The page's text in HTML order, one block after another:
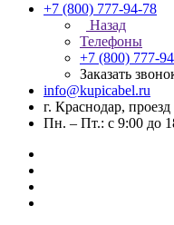
+7 (800) 777-94-78
Назад
Телефоны
+7 (800) 777-
Заказать
info@kupicabel.ru
г. Краснодар,
Пн. – Пт.: с 9:00 до